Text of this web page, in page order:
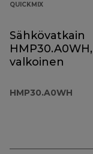
QUICKMIX
Sähkövatkain
HMP30.A0WH,
valkoinen
HMP30.A0WH